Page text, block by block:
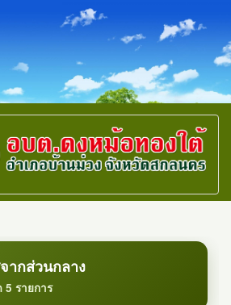
ากส่วนกลาง
5 รายการ